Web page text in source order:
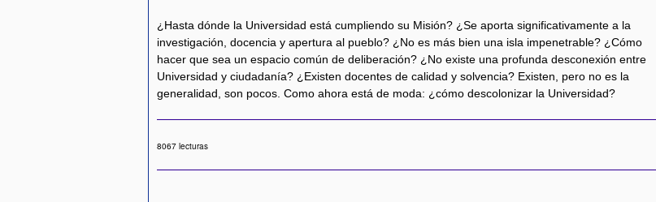
¿Hasta dónde la Universidad está cumpliendo su Misión? ¿Se aporta significativamente a la
investigación, docencia y apertura al pueblo? ¿No es más bien una isla impenetrable? ¿Cómo
hacer que sea un espacio común de deliberación? ¿No existe una profunda desconexión entre
Universidad y ciudadanía? ¿Existen docentes de calidad y solvencia? Existen, pero no es la
generalidad, son pocos. Como ahora está de moda: ¿cómo descolonizar la Universidad?
8067 lecturas